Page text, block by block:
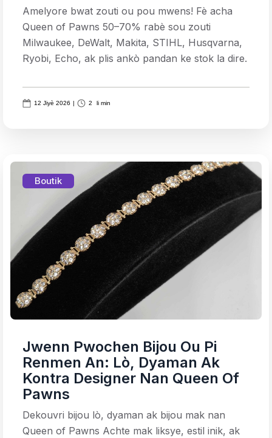
Amelyore bwat zouti ou pou mwens! Fè acha
Queen of Pawns 50–70% rabè sou zouti
Milwaukee, DeWalt, Makita, STIHL, Husqvarna,
Ryobi, Echo, ak plis ankò pandan ke stok la dire.
12 Jiyè 2026 | 2 li min
Boutik
Jwenn Pwochen Bijou Ou Pi
Renmen An: Lò, Dyaman Ak
Kontra Designer Nan Queen Of
Pawns
Dekouvri bijou lò, dyaman ak bijou mak nan
Queen of Pawns Achte mak liksye, estil inik, ak